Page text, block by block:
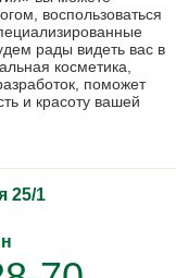
воспользоваться
рады видеть вас в
косметика,
поможет
и красоту вашей
25/1